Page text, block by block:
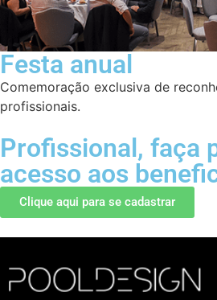
Festa anual
Comemoração exclusiva de
profissionais.
Profissional, faça
acesso aos
Clique aqui para se cadastrar